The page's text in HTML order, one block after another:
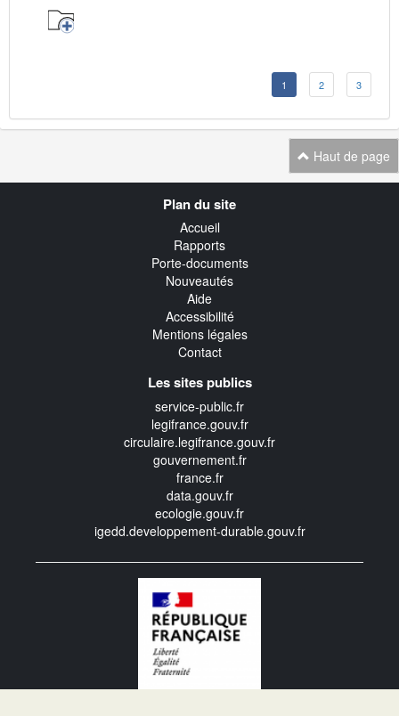
1 2 3
Haut de page
Plan du site
Accueil
Rapports
Porte-documents
Nouveautés
Aide
Accessibilité
Mentions légales
Contact
Les sites publics
service-public.fr
legifrance.gouv.fr
circulaire.legifrance.gouv.fr
gouvernement.fr
france.fr
data.gouv.fr
ecologie.gouv.fr
igedd.developpement-durable.gouv.fr